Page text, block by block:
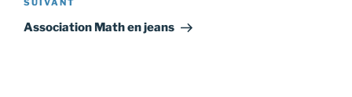
Article
suivant
SUIVANT
Association Math en jeans